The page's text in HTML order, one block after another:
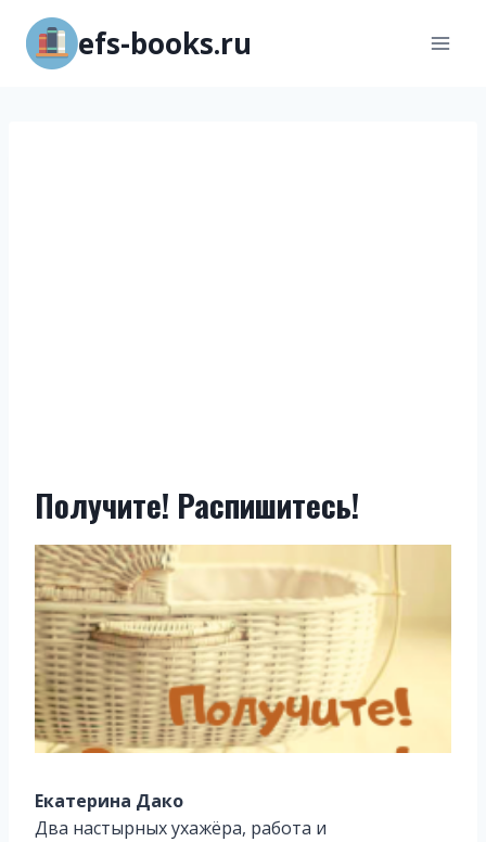
Перейти
содержимому
efs-books.ru
Получите! Распишитесь!
Екатерина Дако
Два настырных ухажёра, работа и